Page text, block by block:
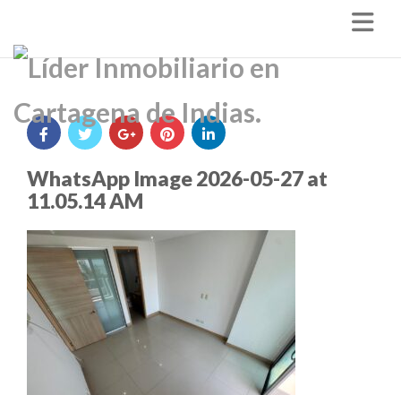
WhatsApp Image 2026-05-27 at
11.05.14 AM